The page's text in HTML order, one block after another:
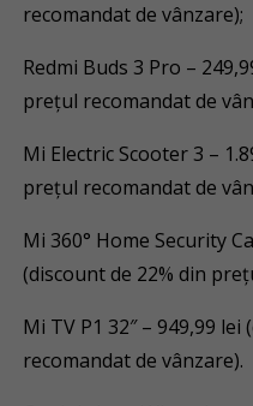
recomandat de vânzare);
Redmi Buds 3 Pro –
prețul recomandat de
Mi Electric Scooter 3 –
prețul recomandat de
Mi 360° Home Security
(discount de 22% din
Mi TV P1 32″ – 949,99
recomandat de vânzare).